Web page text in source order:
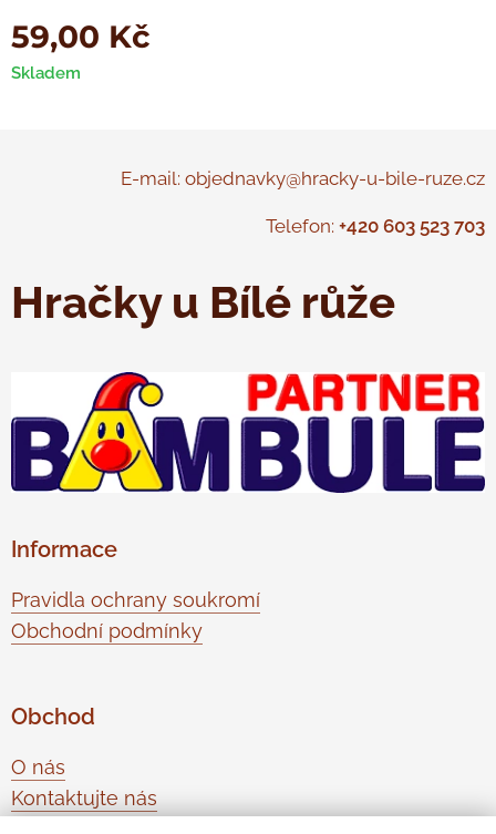
59,00 Kč
Skladem
E-mail: objednavky@hracky-u-bile-ruze.cz
Telefon: +420 603 523 703
Hračky u Bílé růže
Informace
Pravidla ochrany soukromí
Obchodní podmínky
Obchod
O nás
Kontaktujte nás